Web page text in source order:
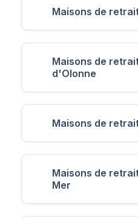
Maisons de
Maisons de
d'Olonne
Maisons de
Maisons de
Mer